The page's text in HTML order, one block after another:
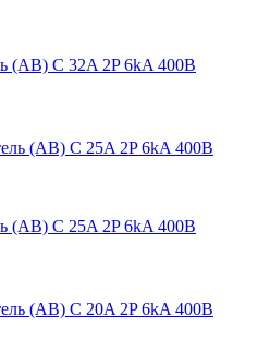
(АВ) C 32A 2P 6kA 400В
(АВ) C 25A 2P 6kA 400В